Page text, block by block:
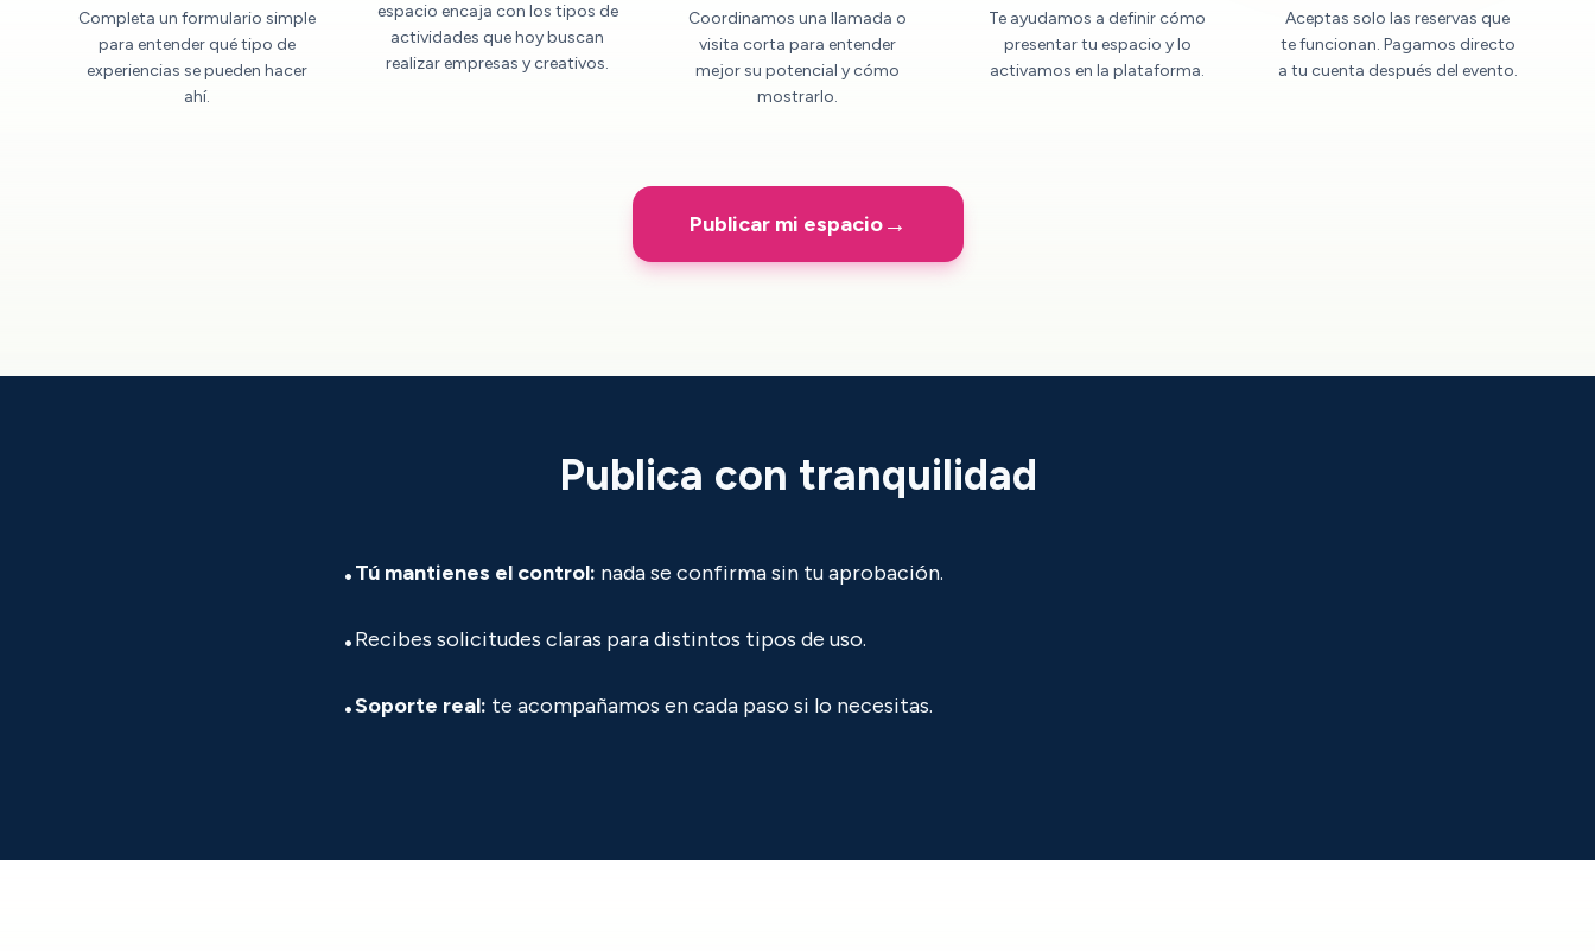
Completa un formulario simple
para entender qué tipo de
experiencias se pueden hacer
ahí.
espacio encaja con los tipos de
actividades que hoy buscan
realizar empresas y creativos.
Coordinamos una llamada o
visita corta para entender
mejor su potencial y cómo
mostrarlo.
Te ayudamos a definir cómo
presentar tu espacio y lo
activamos en la plataforma.
Aceptas solo las reservas que
te funcionan. Pagamos directo
a tu cuenta después del evento.
Publicar mi espacio→
Publica con tranquilidad
•Tú mantienes el control: nada se confirma sin tu aprobación.
•Recibes solicitudes claras para distintos tipos de uso.
•Soporte real: te acompañamos en cada paso si lo necesitas.